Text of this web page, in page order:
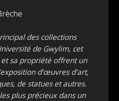
des collections
de Gwylim, cet
sa propriété offrent un
d’œuvres d’art,
de statues et autres.
plus précieux dans un